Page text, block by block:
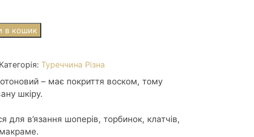
в кошик
Категорія: Туреччина Різна
– має покриття воском, тому
шкіру.
для в’язання шоперів, торбинок, клатчів,